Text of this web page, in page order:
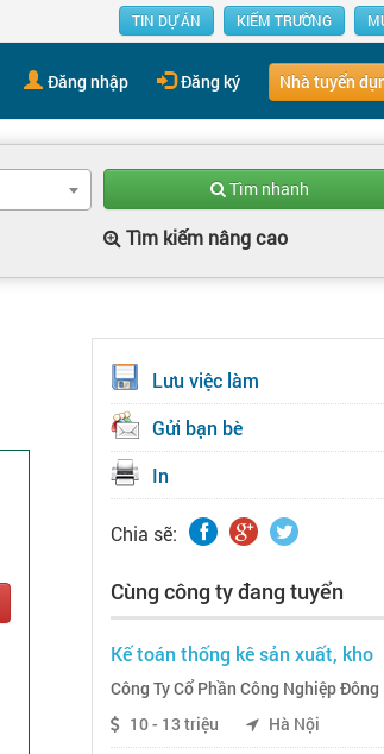
TIN DỰ ÁN KIẾM TRƯỜNG
Đăng nhập Đăng ký Nhà tuyển
Tìm nhanh
Tìm kiếm nâng cao
Lưu việc làm
Gửi bạn bè
In
Chia sẽ:
Cùng công ty đang tuyển
Kế toán thống kê sản xuất, kho
Công Ty Cổ Phần Công Nghiệp Đông
10 - 13 triệu
Hà Nội